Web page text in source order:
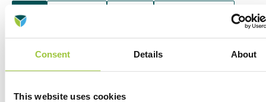
Consent Details About
This website uses cookies
Slim werken